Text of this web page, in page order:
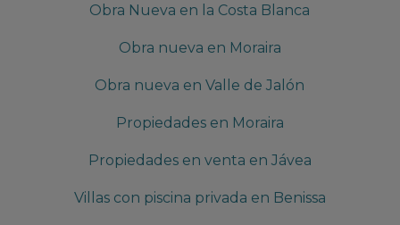
Obra Nueva en la Costa Blanca
Obra nueva en Moraira
Obra nueva en Valle de Jalón
Propiedades en Moraira
Propiedades en venta en Jávea
Villas con piscina privada en Benissa